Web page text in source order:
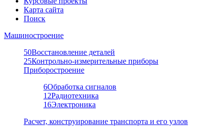
Карта сайта
Поиск
Машиностроение
50Восстановление деталей
25Контрольно-измерительные приборы
Приборостроение
6Обработка сигналов
12Радиотехника
16Электроника
Расчет, конструирование транспорта и его узлов